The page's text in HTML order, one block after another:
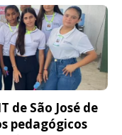
de São José de
pedagógicos